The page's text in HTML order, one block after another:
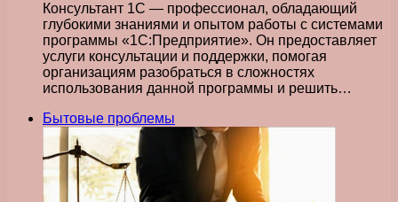
Консультант 1С — профессионал, обладающий
глубокими знаниями и опытом работы с системами
программы «1С:Предприятие». Он предоставляет
услуги консультации и поддержки, помогая
организациям разобраться в сложностях
использования данной программы и решить…
Бытовые проблемы